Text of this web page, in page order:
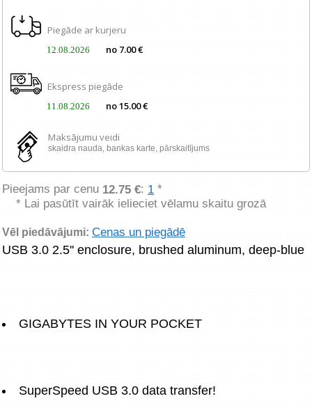
Piegāde ar kurjeru
12.08.2026 no 7.00 €
Ekspress piegāde
11.08.2026 no 15.00 €
Maksājumu veidi
skaidra nauda, ​​bankas karte, pārskaitījums
Pieejams par cenu 12.75 €: 1 *
* Lai pasūtīt vairāk ielieciet vēlamu skaitu grozā
Vēl piedāvājumi: Cenas un piegādē
GIGABYTES IN YOUR POCKET
SuperSpeed USB 3.0 data transfer!